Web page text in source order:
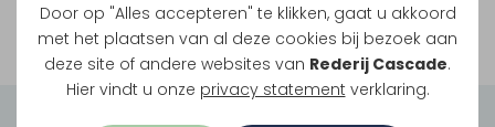
Door op "Alles accepteren" te klikken, gaat u akkoord
met het plaatsen van al deze cookies bij bezoek aan
deze site of andere websites van Rederij Cascade.
Hier vindt u onze privacy statement verklaring.
Bekijk onze rondvaarten